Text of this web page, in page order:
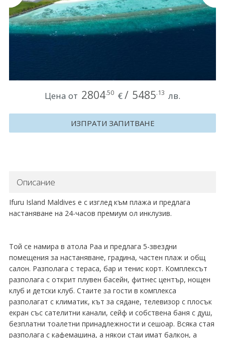
Круизи
Албания
Гърция
Италия
Австрия
Сърбия - E-Tours
Цена от 2804.50 €/ 5485.13 лв.
ИЗПРАТИ ЗАПИТВАНЕ
Описание
Ifuru Island Maldives е с изглед към плажа и предлага
настаняване на 24-часов премиум ол инклузив.
Той се намира в атола Раа и предлага 5-звездни
помещения за настаняване, градина, частен плаж и общ
салон. Разполага с тераса, бар и тенис корт. Комплексът
разполага с открит плувен басейн, фитнес център, нощен
клуб и детски клуб. Стаите за гости в комплекса
разполагат с климатик, кът за сядане, телевизор с плосък
екран със сателитни канали, сейф и собствена баня с душ,
безплатни тоалетни принадлежности и сешоар. Всяка стая
разполага с кафемашина, а някои стаи имат балкон, а